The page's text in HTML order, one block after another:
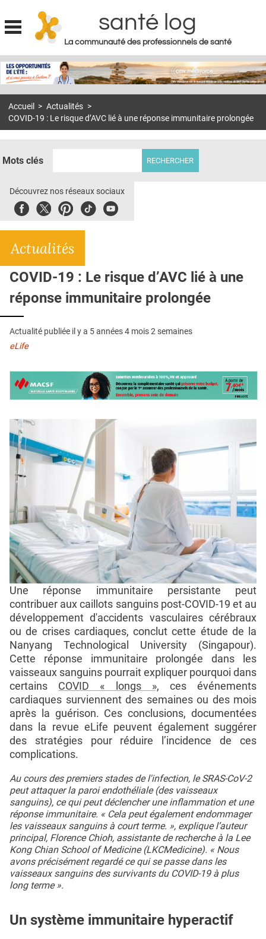
Jump to navigation
santé log
La communauté des professionnels de santé
MON COMPTE
S'ABONNER À LA REVUE SOIN À DOMICILE
DOSSIERS
E-REVUE SAD
L'APP
QUI SOMMES-NOUS ?
PUBLICITÉ
CONDITIONS GÉNÉRALES
CONTACT
Accueil > Actualités >
COVID-19 : Le risque d’AVC lié à une réponse immunitaire prolongée
Mots clés
Découvrez nos réseaux sociaux
FacebookTwitterPinterest
TiktokYoubute
Actualités
COVID-19 : Le risque d’AVC lié à une
réponse immunitaire prolongée
Actualité publiée il y a 5 années 4 mois 2 semaines
eLife
Une réponse immunitaire persistante peut
contribuer aux caillots sanguins post-COVID-19 et au
développement d'accidents vasculaires cérébraux
ou de crises cardiaques, conclut cette étude de la
Nanyang Technological University (Singapour).
Cette réponse immunitaire prolongée dans les
vaisseaux sanguins pourrait expliquer pourquoi dans
certains COVID « longs », ces événements
cardiaques surviennent des semaines ou des mois
après la guérison. Ces conclusions, documentées
dans la revue eLife peuvent également suggérer
des stratégies pour réduire l’incidence de ces
complications.
Au cours des premiers stades de l'infection, le SRAS-CoV-2
peut attaquer la paroi endothéliale (des vaisseaux
sanguins), ce qui peut déclencher une inflammation et une
réponse immunitaire. « Cela peut également endommager
les vaisseaux sanguins à court terme. », explique l’auteur
principal, Florence Chioh, assistante de recherche à la Lee
Kong Chian School of Medicine (LKCMedicine). « Nous
avons précisément regardé ce qui se passe dans les
vaisseaux sanguins des survivants du COVID-19 à plus
long terme ».
Un système immunitaire hyperactif